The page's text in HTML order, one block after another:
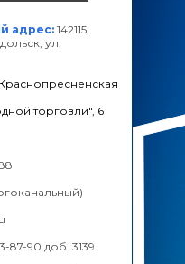
адрес: 142115,
ул.
торговли", 6
87-90 доб. 3139